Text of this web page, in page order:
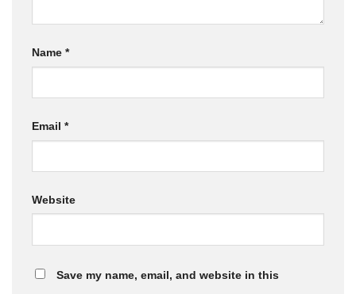
Name *
Email *
Website
Save my name, email, and website in this